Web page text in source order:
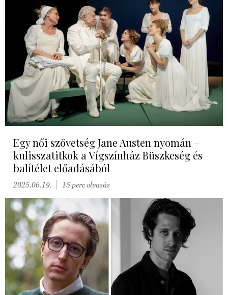
Egy női szövetség Jane Austen nyomán –
kulisszatitkok a Vígszínház Büszkeség és
balítélet előadásából
2025.06.19. 15 perc olvasás